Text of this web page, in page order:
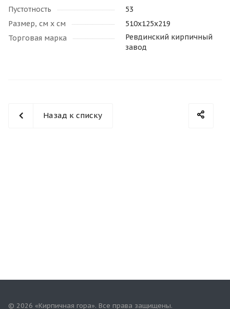
Пустотность
53
Размер, см х см
510х125х219
Торговая марка
Ревдинский кирпичный
завод
Назад к списку
© 2026 «Кирпичная гора». Все права защищены.